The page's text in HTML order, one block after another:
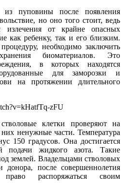
из пуповины после появления
но оно того стоит, ведь
излечения от крайне опасных
как ребенку, так и его близким.
необходимо заключить
биоматериалов. Это
в которых находятся
для заморозки и
на протяжении длительного
zFU
клетки проверяют на
ненужные части. Температура
150 градусов. Она достигается
подачи жидкого азота. Такие
землей. Владельцами стволовых
донора, после совершеннолетия
распоряжаться своим